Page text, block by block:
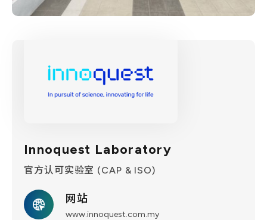
Innoquest Laboratory
官方认可实验室 (CAP & ISO)
网站
www.innoquest.com.my